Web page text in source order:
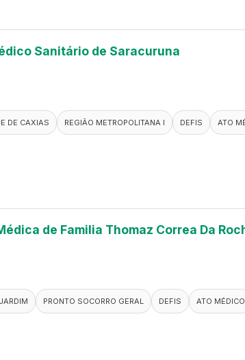
Sanitário de Saracuruna
DE CAXIAS REGIÃO METROPOLITANA I DEFIS ATO
de Familia Thomaz Correa Da
PRONTO SOCORRO GERAL DEFIS ATO MÉDICO